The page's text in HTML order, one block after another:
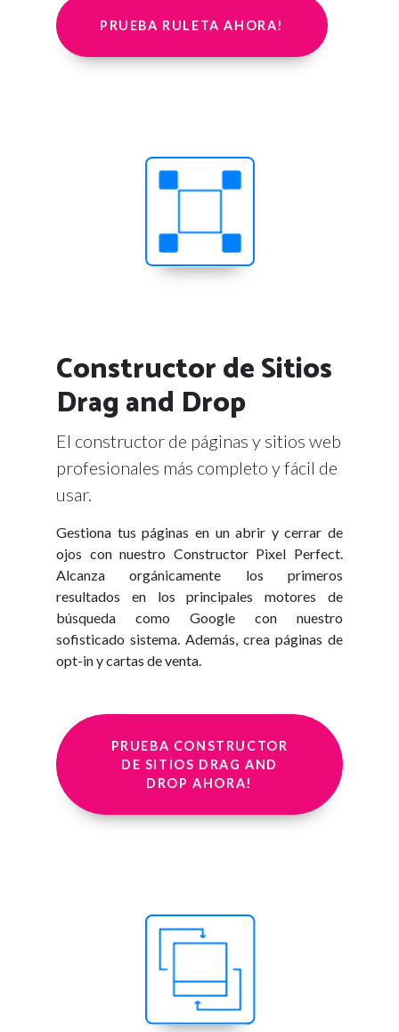
PRUEBA RULETA AHORA!
Constructor de Sitios
Drag and Drop
El constructor de páginas y sitios web
profesionales más completo y fácil de
usar.
Gestiona tus páginas en un abrir y cerrar de
ojos con nuestro Constructor Pixel Perfect.
Alcanza orgánicamente los primeros
resultados en los principales motores de
búsqueda como Google con nuestro
sofisticado sistema. Además, crea páginas de
opt-in y cartas de venta.
PRUEBA CONSTRUCTOR
DE SITIOS DRAG AND
DROP AHORA!